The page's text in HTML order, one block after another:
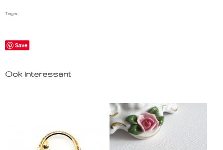
Tags:
Save
Ook interessant